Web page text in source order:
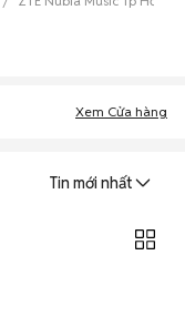
Xem Cửa hàng
Tin mới nhất